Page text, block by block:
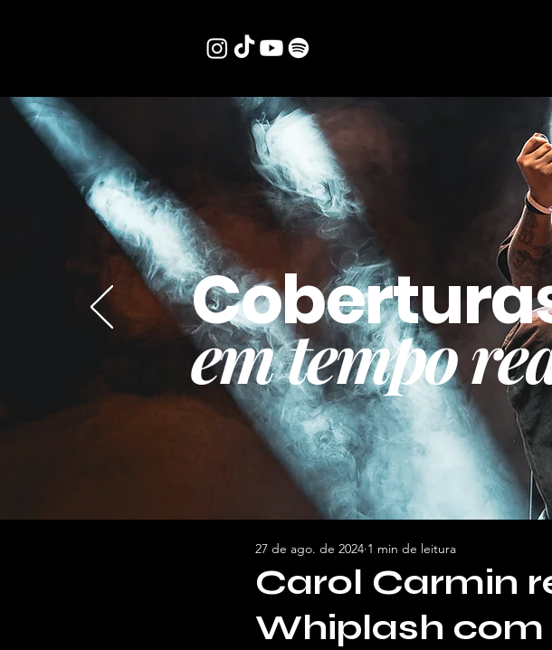
em tempo
Carol Carmin
Whiplash com
27 de ago. de 2024 1 min de leitura